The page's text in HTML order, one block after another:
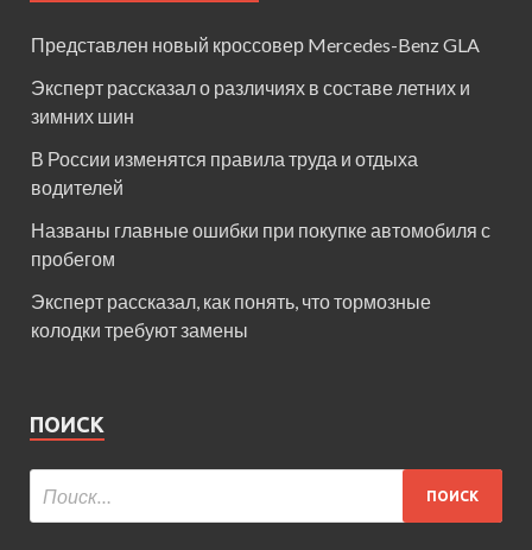
Представлен новый кроссовер Mercedes-Benz GLA
Эксперт рассказал о различиях в составе летних и
зимних шин
В России изменятся правила труда и отдыха
водителей
Названы главные ошибки при покупке автомобиля с
пробегом
Эксперт рассказал, как понять, что тормозные
колодки требуют замены
ПОИСК